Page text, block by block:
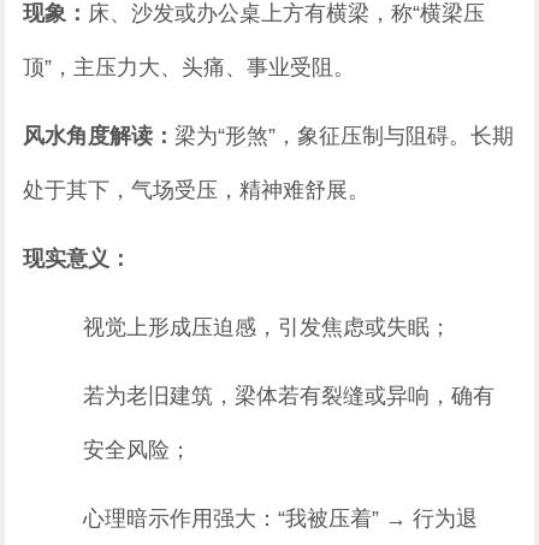
现象： 床、沙发或办公桌上方有横梁，称“横梁压
顶”，主压力大、头痛、事业受阻。
风水角度解读：梁为“形煞”，象征压制与阻碍。长期
处于其下，气场受压，精神难舒展。
现实意义：
视觉上形成压迫感，引发焦虑或失眠；
若为老旧建筑，梁体若有裂缝或异响，确有
安全风险；
心理暗示作用强大：“我被压着” → 行为退